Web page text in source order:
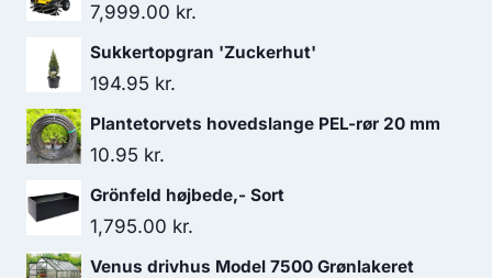
7,999.00 kr.
Sukkertopgran 'Zuckerhut'
194.95 kr.
Plantetorvets hovedslange PEL-rør 20 mm
10.95 kr.
Grönfeld højbede,- Sort
1,795.00 kr.
Venus drivhus Model 7500 Grønlakeret